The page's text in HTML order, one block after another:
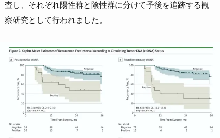
査し、それぞれ陽性群と陰性群に分けて予後を追跡する観
察研究として行われました。